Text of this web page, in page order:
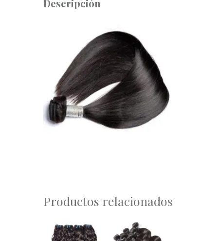
Descripción
Productos relacionados